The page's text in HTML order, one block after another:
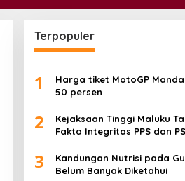
Terpopuler
1
Harga tiket MotoGP
50 persen
2
Kejaksaan Tinggi Maluku
Fakta Integritas PPS dan
3
Kandungan Nutrisi pada
Belum Banyak Diketahui